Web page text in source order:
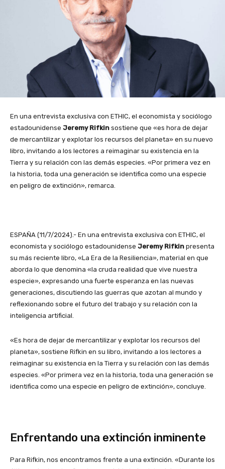
En una entrevista exclusiva con ETHIC, el economista y sociólogo
estadounidense Jeremy Rifkin sostiene que «es hora de dejar
de mercantilizar y explotar los recursos del planeta» en su nuevo
libro, invitando a los lectores a reimaginar su existencia en la
Tierra y su relación con las demás especies. «Por primera vez en
la historia, toda una generación se identifica como una especie
en peligro de extinción», remarca.
ESPAÑA (11/7/2024).- En una entrevista exclusiva con ETHIC, el
economista y sociólogo estadounidense Jeremy Rifkin presenta
su más reciente libro, «La Era de la Resiliencia», material en que
aborda lo que denomina «la cruda realidad que vive nuestra
especie», expresando una fuerte esperanza en las nuevas
generaciones, discutiendo las guerras que azotan al mundo y
reflexionando sobre el futuro del trabajo y su relación con la
inteligencia artificial.
«Es hora de dejar de mercantilizar y explotar los recursos del
planeta», sostiene Rifkin en su libro, invitando a los lectores a
reimaginar su existencia en la Tierra y su relación con las demás
especies. «Por primera vez en la historia, toda una generación se
identifica como una especie en peligro de extinción», concluye.
Enfrentando una extinción inminente
Para Rifkin, nos encontramos frente a una extinción. «Durante los